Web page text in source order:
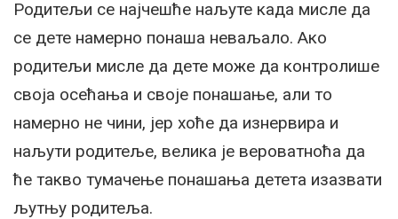
Родитељи се најчешће наљуте када мисле да
се дете намерно понаша неваљало. Ако
родитељи мисле да дете може да контролише
своја осећања и своје понашање, али то
намерно не чини, јер хоће да изнервира и
наљути родитеље, велика је вероватноћа да
ће такво тумачење понашања детета изазвати
љутњу родитеља.